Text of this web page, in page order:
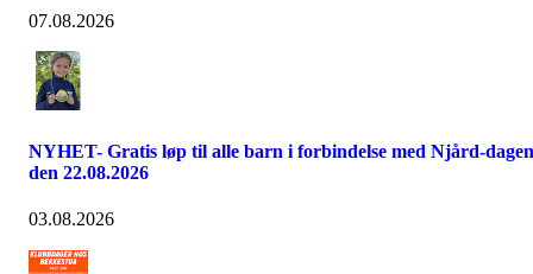
07.08.2026
NYHET- Gratis løp til alle barn i forbindelse med Njård-dagen
den 22.08.2026
03.08.2026